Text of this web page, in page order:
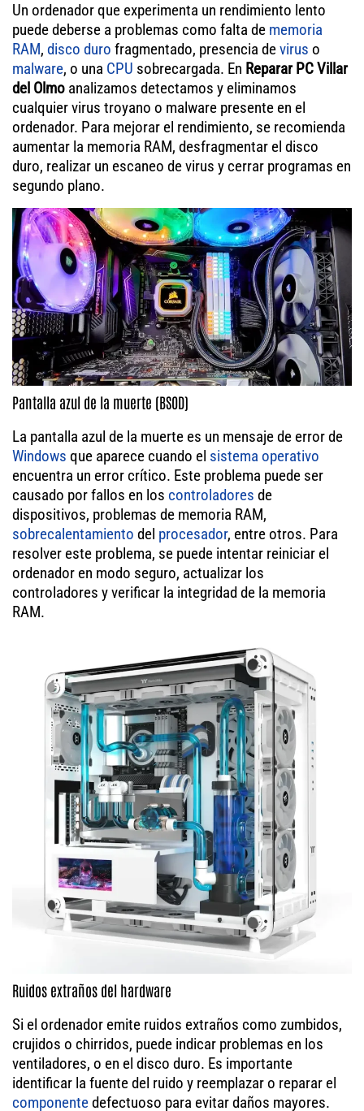
Un ordenador que experimenta un rendimiento lento
puede deberse a problemas como falta de memoria
RAM, disco duro fragmentado, presencia devirus o
malware, o una CPU sobrecargada. En Reparar PC Villar
del Olmo analizamos detectamos y eliminamos
cualquier virus troyano o malware presente en el
ordenador. Para mejorar el rendimiento, se recomienda
aumentar la memoria RAM, desfragmentar el disco
duro, realizar un escaneo de virus y cerrar programas en
segundo plano.
Pantalla azul de la muerte (BSOD)
La pantalla azul de la muerte es un mensaje de error de
Windows que aparece cuando el sistema operativo
encuentra un error crítico. Este problema puede ser
causado por fallos en los controladores de
dispositivos, problemas de memoria RAM,
sobrecalentamiento del procesador, entre otros. Para
resolver este problema, se puede intentar reiniciar el
ordenador en modo seguro, actualizar los
controladores y verificar la integridad de la memoria
RAM.
Ruidos extraños del hardware
Si el ordenador emite ruidos extraños como zumbidos,
crujidos o chirridos, puede indicar problemas en los
ventiladores, o en el disco duro. Es importante
identificar la fuente del ruido y reemplazar o reparar el
componentedefectuoso para evitar daños mayores.